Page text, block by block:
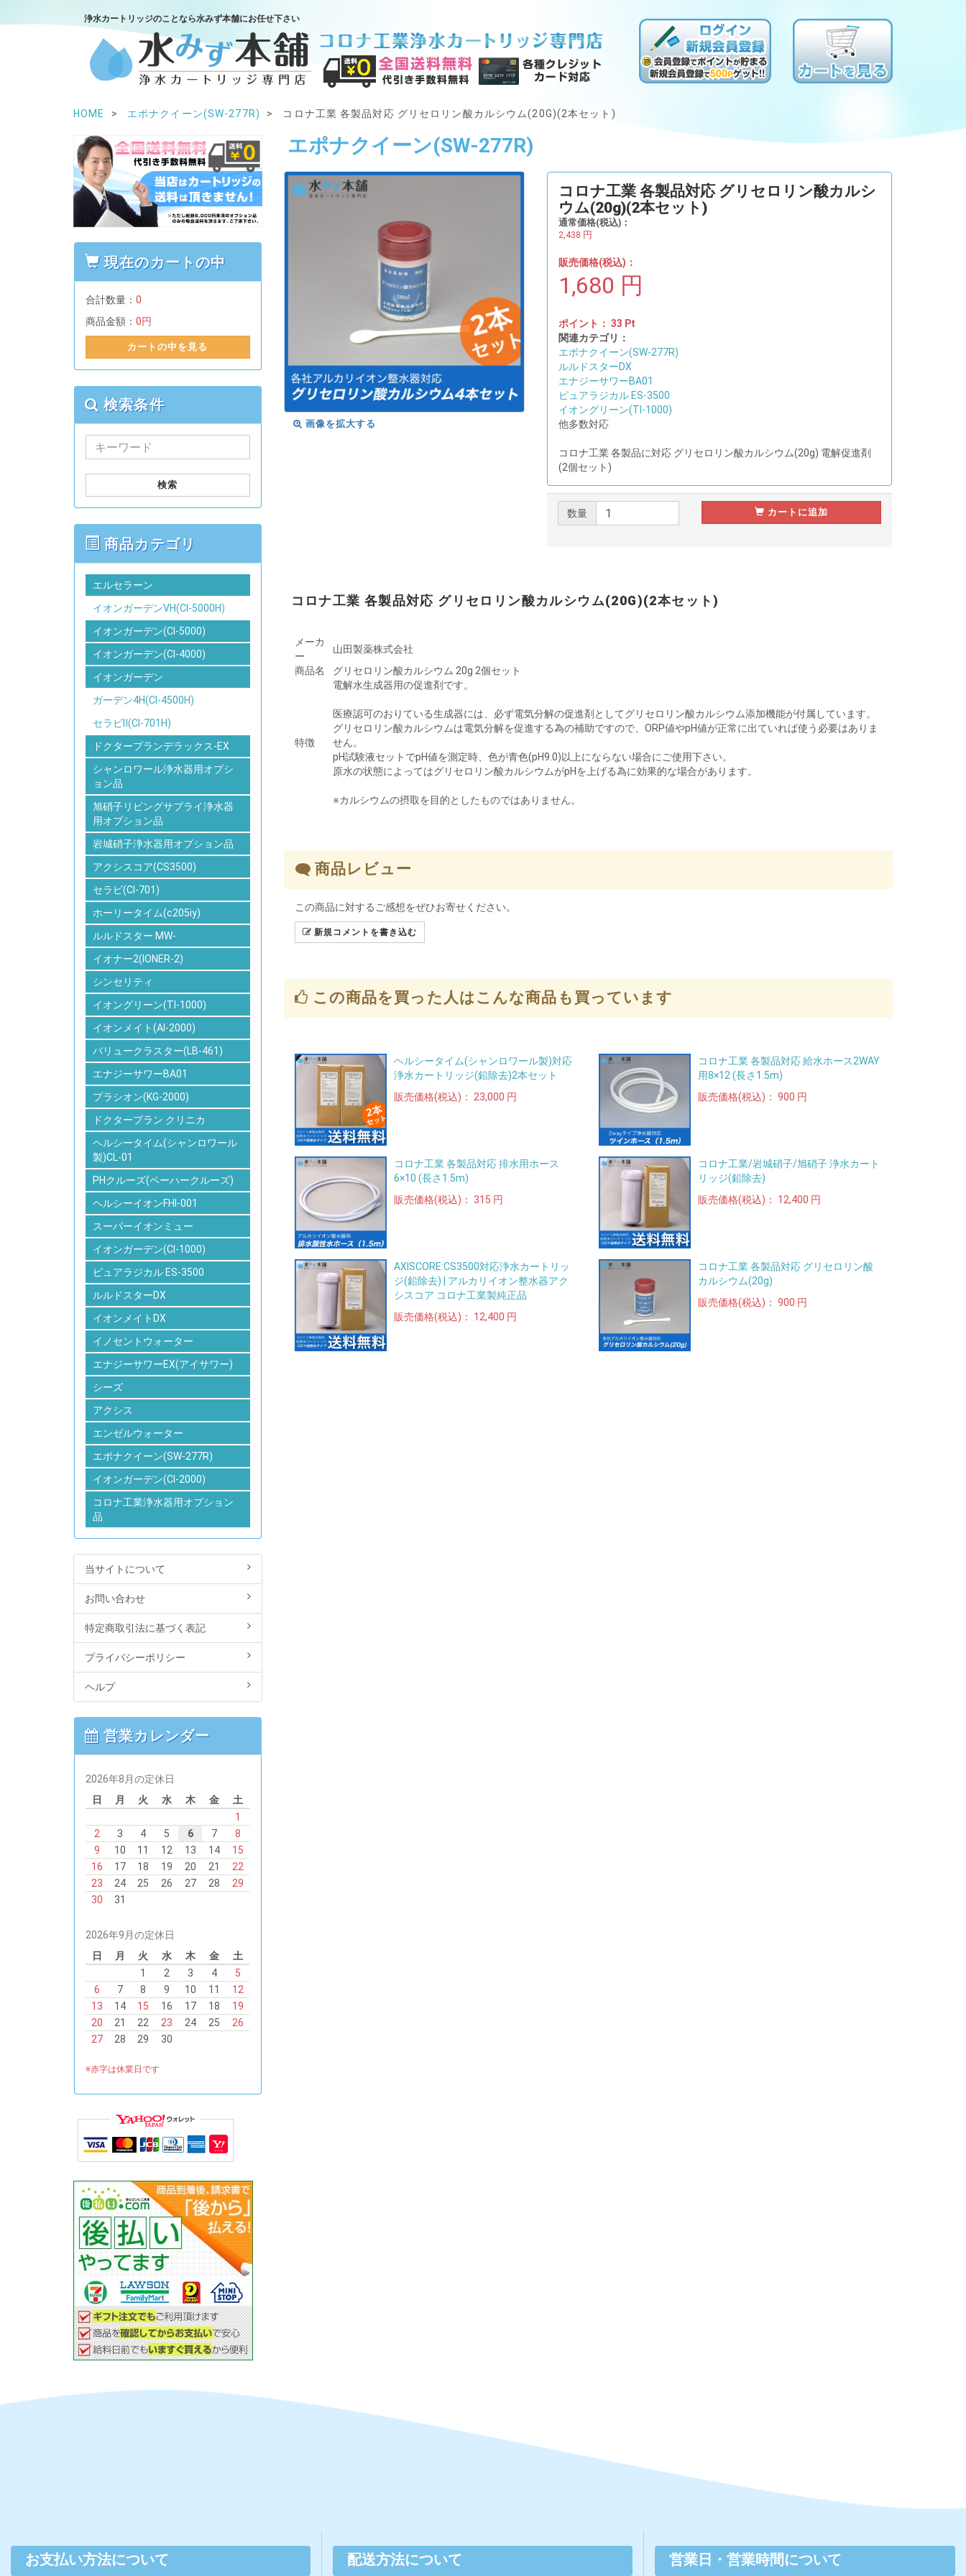
浄水カートリッジのことなら水みず本舗にお任せ下さい
HOME エポナクイーン(SW-277R) コロナ工業 各製品対応 グリセロリン酸カルシウム(20G)(2本セット)
エポナクイーン(SW-277R)
画像を拡大する
コロナ工業 各製品対応 グリセロリン酸カルシ
ウム(20g)(2本セット)
通常価格(税込)：
2,438 円
販売価格(税込)：
1,680 円
ポイント：33 Pt
関連カテゴリ：
エポナクイーン(SW-277R)
ルルドスターDX
エナジーサワーBA01
ピュアラジカル ES-3500
イオングリーン(TI-1000)
他多数対応
コロナ工業 各製品に対応 グリセロリン酸カルシウム(20g) 電解促進剤
(2個セット)
数量 カートに追加
コロナ工業 各製品対応 グリセロリン酸カルシウム(20G)(2本セット)
メーカ
ー
山田製薬株式会社
商品名
グリセロリン酸カルシウム 20g 2個セット
特徴
電解水生成器用の促進剤です。
医療認可のおりている生成器には、必ず電気分解の促進剤としてグリセロリン酸カルシウム添加機能が付属しています。
グリセロリン酸カルシウムは電気分解を促進する為の補助ですので、ORP値やpH値が正常に出ていれば使う必要はありま
せん。
pH試験液セットでpH値を測定時、色が青色(pH9.0)以上にならない場合にご使用下さい。
原水の状態によってはグリセロリン酸カルシウムがpHを上げる為に効果的な場合があります。
※カルシウムの摂取を目的としたものではありません。
商品レビュー
この商品に対するご感想をぜひお寄せください。
新規コメントを書き込む
この商品を買った人はこんな商品も買っています
ヘルシータイム(シャンロワール製)対応
浄水カートリッジ(鉛除去)2本セット
販売価格(税込)：
23,000 円
コロナ工業 各製品対応 給水ホース2WAY
用8×12 (長さ1.5m)
販売価格(税込)： 900 円
コロナ工業 各製品対応 排水用ホース
6×10 (長さ1.5m)
販売価格(税込)：
315 円
コロナ工業/岩城硝子/旭硝子 浄水カート
リッジ(鉛除去)
販売価格(税込)：
12,400 円
AXISCORE:CS3500対応浄水カートリッ
ジ(鉛除去) | アルカリイオン整水器アク
シスコア コロナ工業製純正品
販売価格(税込)：
12,400 円
コロナ工業 各製品対応 グリセロリン酸
カルシウム(20g)
販売価格(税込)： 900 円
現在のカートの中
合計数量： 0
商品金額： 0円
カートの中を見る
検索条件
検索
商品カテゴリ
エルセラーン
イオンガーデンVH(CI-5000H)
イオンガーデン(CI-5000)
イオンガーデン(CI-4000)
イオンガーデン
ガーデン4H(CI-4500H)
セラビⅡ(CI-701H)
ドクタープランデラックス-EX
シャンロワール浄水器用オプシ
ョン品
旭硝子リビングサプライ浄水器
用オプション品
岩城硝子浄水器用オプション品
アクシスコア(CS3500)
セラビ(CI-701)
ホーリータイム(c205iy)
ルルドスター MW-
イオナー2(IONER-2)
シンセリティ
イオングリーン(TI-1000)
イオンメイト(AI-2000)
バリュークラスター(LB-461)
エナジーサワーBA01
プラシオン(KG-2000)
ドクタープラン クリニカ
ヘルシータイム(シャンロワール
製)CL-01
PHクルーズ(ペーハークルーズ)
ヘルシーイオンFHI-001
スーパーイオンミュー
イオンガーデン(CI-1000)
ピュアラジカル ES-3500
ルルドスターDX
イオンメイトDX
イノセントウォーター
エナジーサワーEX(アイサワー)
シーズ
アクシス
エンゼルウォーター
エポナクイーン(SW-277R)
イオンガーデン(CI-2000)
コロナ工業浄水器用オプション
品
当サイトについて
お問い合わせ
特定商取引法に基づく表記
プライバシーポリシー
ヘルプ
営業カレンダー
2026年8月の定休日
日
月 火 水 木 金
土
1
2
3 4 5 6 7
8
9
10 11 12 13 14
15
16
17 18 19 20 21
22
23
24 25 26 27 28
29
30
31
2026年9月の定休日
日
月 火 水 木 金
土
1
2 3 4
5
6
7 8 9 10 11
12
13
14 15 16 17 18
19
20
21 22 23 24 25
26
27
28 29 30
※赤字は休業日です
お支払い方法について 配送方法について 営業日・営業時間について